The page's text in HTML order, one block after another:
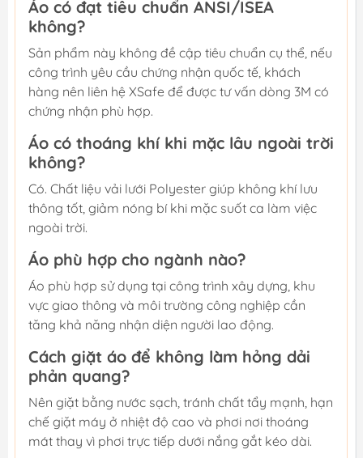
Áo có đạt tiêu chuẩn ANSI/ISEA
không?
Sản phẩm này không đề cập tiêu chuẩn cụ thể, nếu
công trình yêu cầu chứng nhận quốc tế, khách
hàng nên liên hệ XSafe để được tư vấn dòng 3M có
chứng nhận phù hợp.
Áo có thoáng khí khi mặc lâu ngoài trời
không?
Có. Chất liệu vải lưới Polyester giúp không khí lưu
thông tốt, giảm nóng bí khi mặc suốt ca làm việc
ngoài trời.
Áo phù hợp cho ngành nào?
Áo phù hợp sử dụng tại công trình xây dựng, khu
vực giao thông và môi trường công nghiệp cần
tăng khả năng nhận diện người lao động.
Cách giặt áo để không làm hỏng dải
phản quang?
Nên giặt bằng nước sạch, tránh chất tẩy mạnh, hạn
chế giặt máy ở nhiệt độ cao và phơi nơi thoáng
mát thay vì phơi trực tiếp dưới nắng gắt kéo dài.